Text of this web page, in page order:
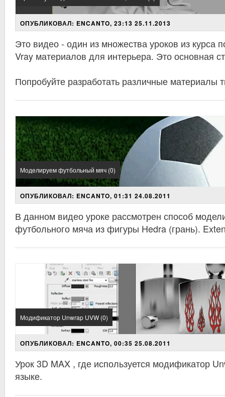
ОПУБЛИКОВАЛ: ENCANTO, 23:13 25.11.2013
Это видео - один из множества уроков из курса
Vray материалов для интерьера. Это основная
Попробуйте разработать различные материалы
Моделируем футбольный мяч (0)
ОПУБЛИКОВАЛ: ENCANTO, 01:31 24.08.2011
В данном видео уроке рассмотрен способ
футбольного мяча из фигуры Hedra (грань).
Модификатор Unwrap UVW (0)
ОПУБЛИКОВАЛ: ENCANTO, 00:35 25.08.2011
Урок 3D MAX , где используется модификатор
языке.